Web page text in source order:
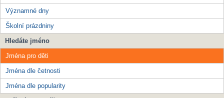
Významné dny
Školní prázdniny
Hledáte jméno
Jména pro děti
Jména dle četnosti
Jména dle popularity